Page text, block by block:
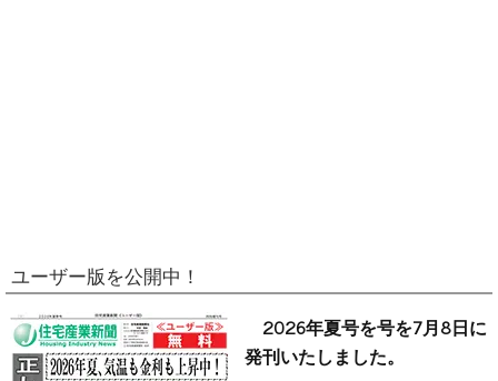
ユーザー版を公開中！
2026年夏号を号を7月8日に
発刊いたしました。